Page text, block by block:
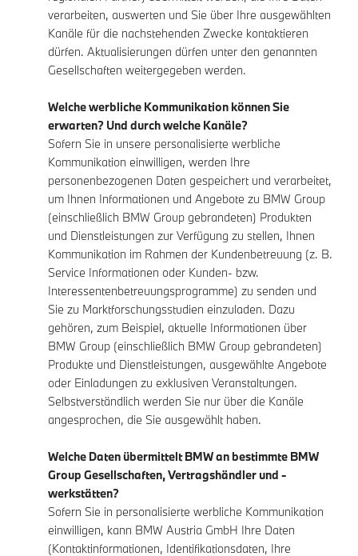
verarbeiten, auswerten und Sie über Ihre ausgewählten
Kanäle für die nachstehenden Zwecke kontaktieren
dürfen. Aktualisierungen dürfen unter den genannten
Gesellschaften weitergegeben werden.
Welche werbliche Kommunikation können Sie
erwarten? Und durch welche Kanäle?
Sofern Sie in unsere personalisierte werbliche
Kommunikation einwilligen, werden Ihre
personenbezogenen Daten gespeichert und verarbeitet,
um Ihnen Informationen und Angebote zu BMW Group
(einschließlich BMW Group gebrandeten) Produkten
und Dienstleistungen zur Verfügung zu stellen, Ihnen
Kommunikation im Rahmen der Kundenbetreuung (z. B.
Service Informationen oder Kunden- bzw.
Interessentenbetreuungsprogramme) zu senden und
Sie zu Marktforschungsstudien einzuladen. Dazu
gehören, zum Beispiel, aktuelle Informationen über
BMW Group (einschließlich BMW Group gebrandeten)
Produkte und Dienstleistungen, ausgewählte Angebote
oder Einladungen zu exklusiven Veranstaltungen.
Selbstverständlich werden Sie nur über die Kanäle
angesprochen, die Sie ausgewählt haben.
Welche Daten übermittelt BMW an bestimmte BMW
Group Gesellschaften, Vertragshändler und -
werkstätten?
Sofern Sie in personalisierte werbliche Kommunikation
einwilligen, kann BMW Austria GmbH Ihre Daten
(Kontaktinformationen, Identifikationsdaten, Ihre